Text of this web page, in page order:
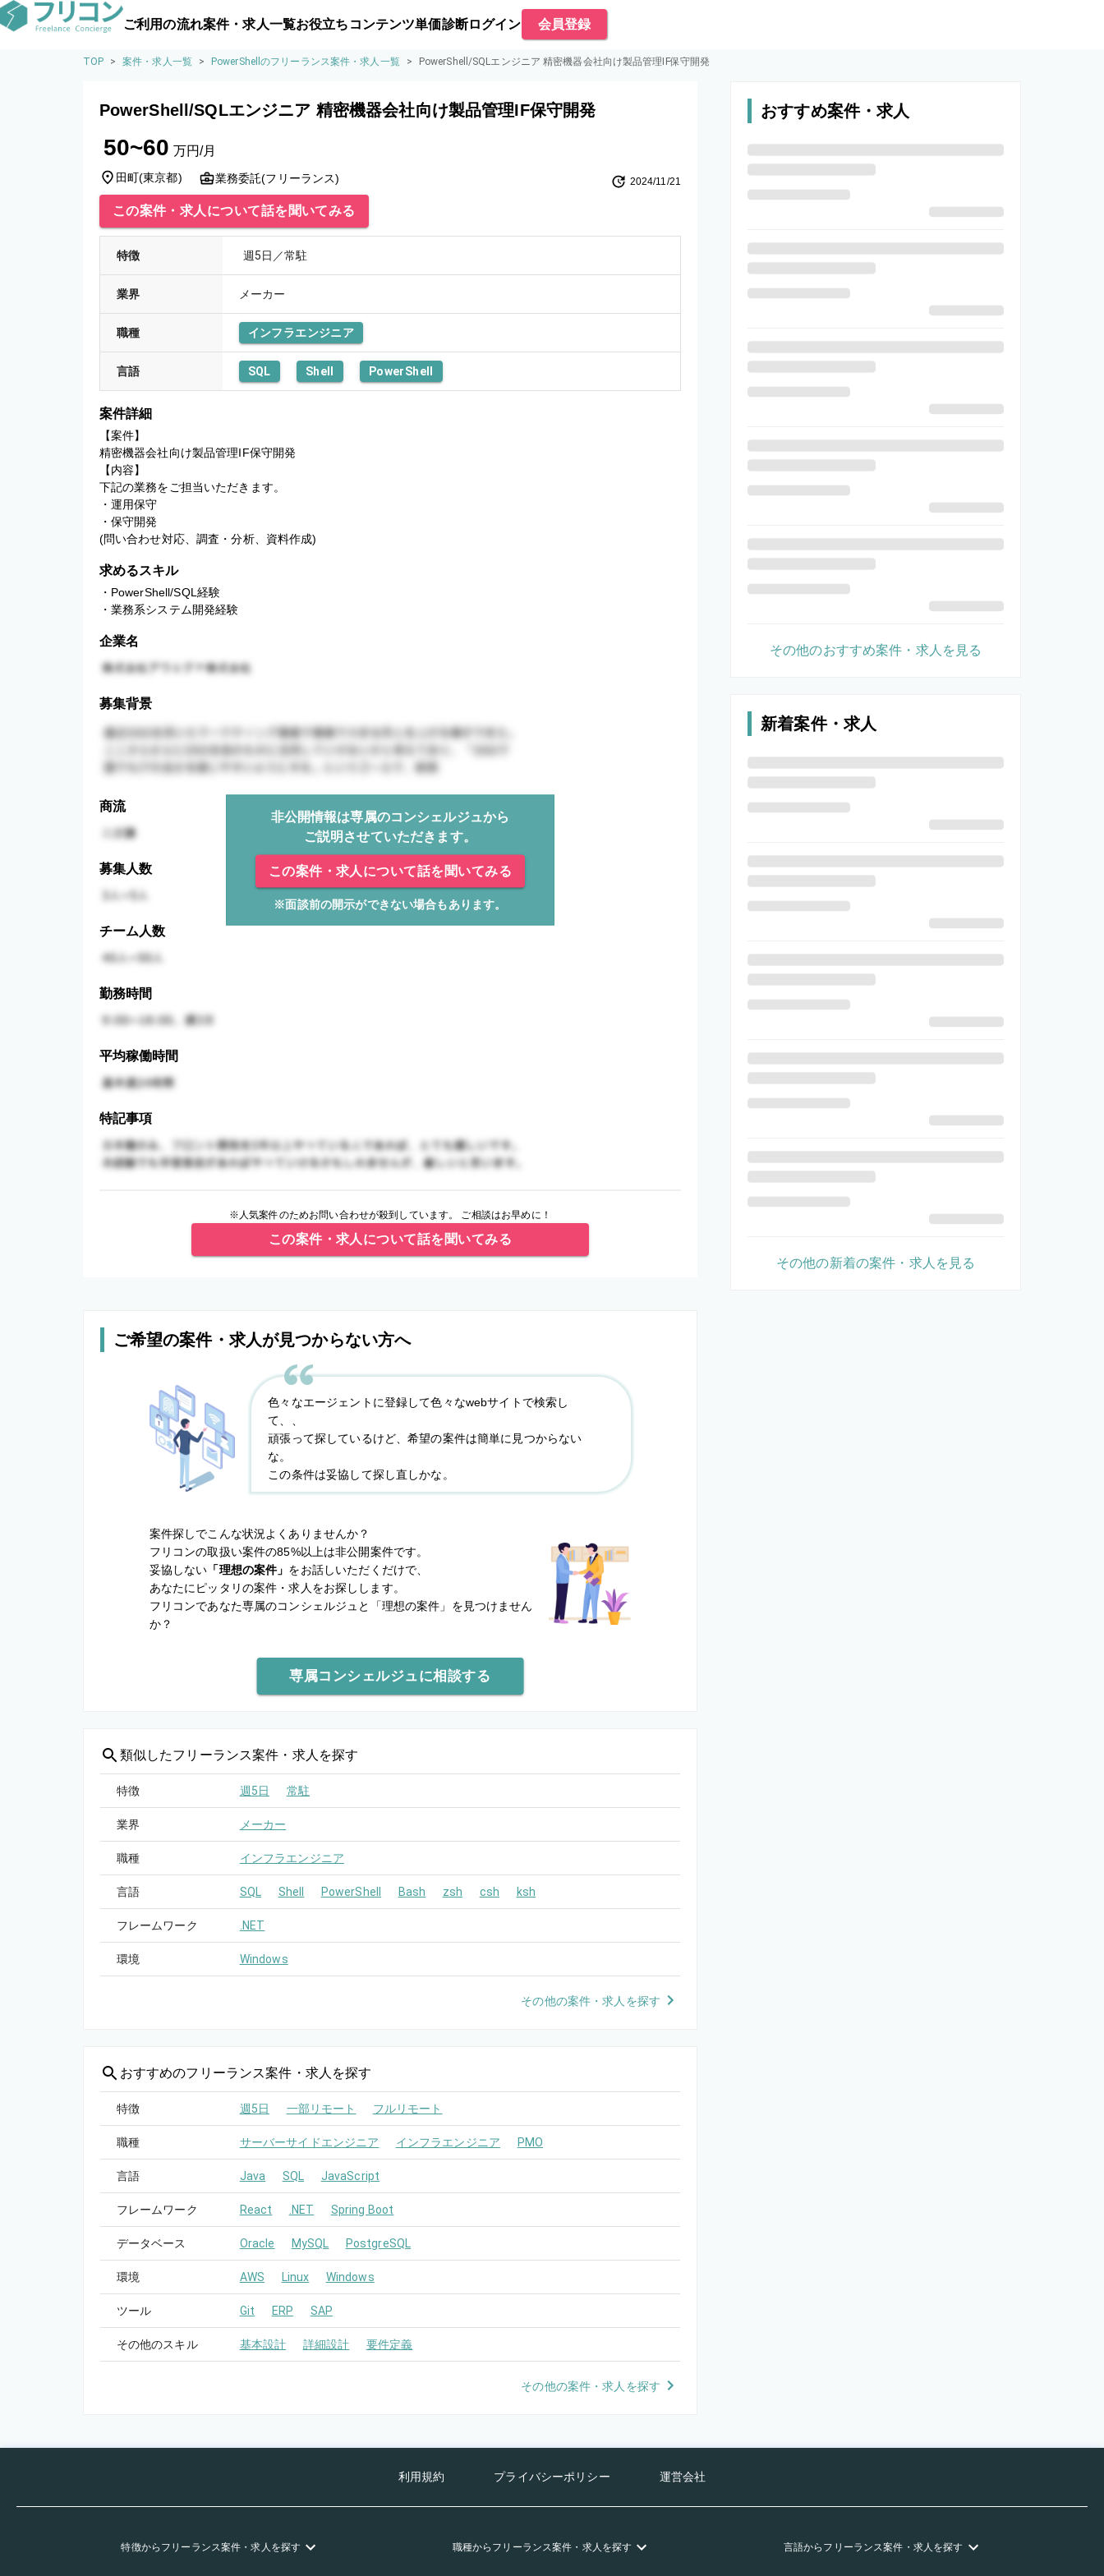
ご利用の流れ案件・求人一覧お役立ちコンテンツ単価診断ログイン 会員登録
TOP > 案件・求人一覧 > PowerShellのフリーランス案件・求人一覧 > PowerShell/SQLエンジニア 精密機器会社向け製品管理IF保守開発
PowerShell/SQLエンジニア 精密機器会社向け製品管理IF保守開発
50~60 万円/月
田町(東京都) 業務委託(フリーランス) 2024/11/21
この案件・求人について話を聞いてみる
特徴 週5日／常駐
業界 メーカー
職種 インフラエンジニア
言語 SQL Shell PowerShell
案件詳細
【案件】
精密機器会社向け製品管理IF保守開発
【内容】
下記の業務をご担当いただきます。
・運用保守
・保守開発
(問い合わせ対応、調査・分析、資料作成)
求めるスキル
・PowerShell/SQL経験
・業務系システム開発経験
企業名
募集背景
商流
非公開情報は専属のコンシェルジュから
ご説明させていただきます。
この案件・求人について話を聞いてみる
※面談前の開示ができない場合もあります。
募集人数
チーム人数
勤務時間
平均稼働時間
特記事項
※人気案件のためお問い合わせが殺到しています。 ご相談はお早めに！
この案件・求人について話を聞いてみる
ご希望の案件・求人が見つからない方へ
色々なエージェントに登録して色々なwebサイトで検索し
て、、
頑張って探しているけど、希望の案件は簡単に見つからない
な。
この条件は妥協して探し直しかな。
案件探しでこんな状況よくありませんか？
フリコンの取扱い案件の85%以上は非公開案件です。
妥協しない 「理想の案件」 をお話しいただくだけで、
あなたにピッタリの案件・求人をお探しします。
フリコンであなた専属のコンシェルジュと
「理想の案件」を見つけません
か？
専属コンシェルジュに相談する
類似したフリーランス案件・求人を探す
特徴 週5日 常駐
業界 メーカー
職種 インフラエンジニア
言語 SQL Shell PowerShell Bash zsh csh ksh
フレームワーク .NET
環境 Windows
その他の案件・求人を探す
おすすめのフリーランス案件・求人を探す
特徴 週5日 一部リモート フルリモート
職種 サーバーサイドエンジニア インフラエンジニア PMO
言語 Java SQL JavaScript
フレームワーク React .NET Spring Boot
データベース Oracle MySQL PostgreSQL
環境 AWS Linux Windows
ツール Git ERP SAP
その他のスキル 基本設計 詳細設計 要件定義
その他の案件・求人を探す
おすすめ案件・求人
その他のおすすめ案件・求人を見る
新着案件・求人
その他の新着の案件・求人を見る
利用規約 プライバシーポリシー 運営会社
特徴からフリーランス案件・求人を探す 職種からフリーランス案件・求人を探す 言語からフリーランス案件・求人を探す